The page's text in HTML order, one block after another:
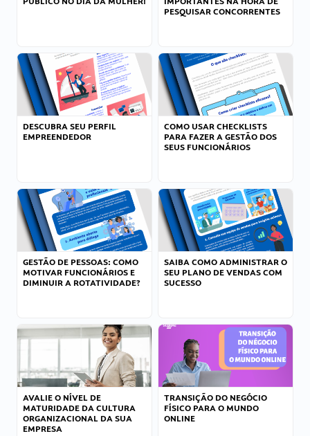
PESQUISAR CONCORRENTES
DESCUBRA SEU PERFIL
EMPREENDEDOR
COMO USAR CHECKLISTS
PARA FAZER A GESTÃO DOS
SEUS FUNCIONÁRIOS
GESTÃO DE PESSOAS: COMO
MOTIVAR FUNCIONÁRIOS E
DIMINUIR A ROTATIVIDADE?
SAIBA COMO ADMINISTRAR O
SEU PLANO DE VENDAS COM
SUCESSO
AVALIE O NÍVEL DE
MATURIDADE DA CULTURA
ORGANIZACIONAL DA SUA
EMPRESA
TRANSIÇÃO DO NEGÓCIO
FÍSICO PARA O MUNDO
ONLINE